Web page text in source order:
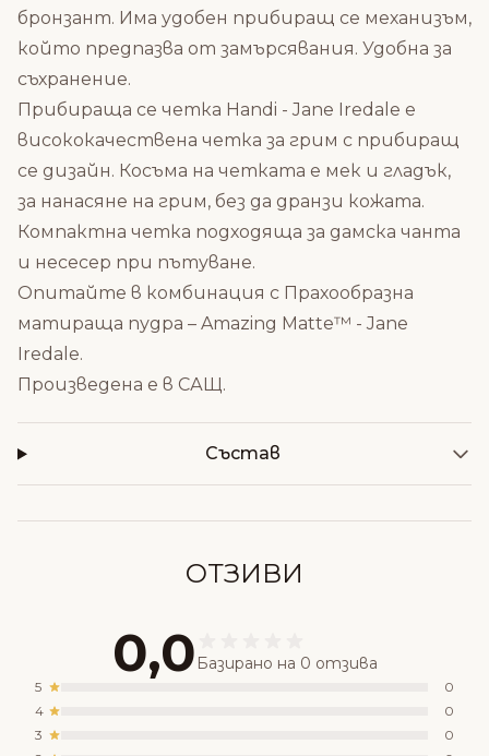
бронзант. Има удобен прибиращ се механизъм,
който предпазва от замърсявания. Удобна за
съхранение.
Прибираща се четка Handi - Jane Iredale е
висококачествена четка за грим с прибиращ
се дизайн. Косъма на четката е мек и гладък,
за нанасяне на грим, без да дранзи кожата.
Компактна четка подходяща за дамска чанта
и несесер при пътуване.
Опитайте в комбинация с Прахообразна
матираща пудра – Amazing Matte™ - Jane
Iredale.
Произведена е в САЩ.
Състав
ОТЗИВИ
0,0 Базирано на 0 отзива
5
0
4
0
3
0